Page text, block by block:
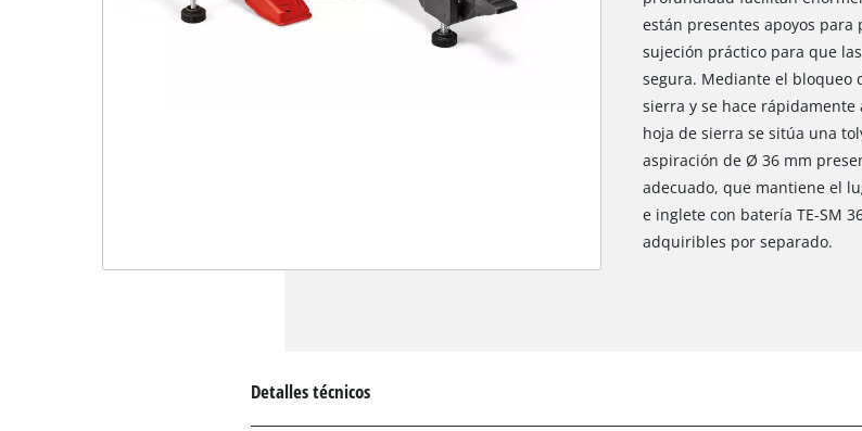
están presentes apoyos para
sujeción práctico para que
segura. Mediante el bloqueo
sierra y se hace
hoja de sierra se sitúa una
aspiración de Ø 36 mm
adecuado, que mantiene el
e inglete con batería TE-SM
adquiribles por separado.
Detalles técnicos